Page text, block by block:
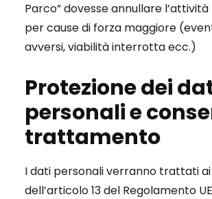
Parco” dovesse annullare
per cause di forza maggiore
avversi, viabilità interrotta ecc.)
Protezione dei
personali e
trattamento
I dati personali verranno trattati ai
dell’articolo 13 del Regolamento